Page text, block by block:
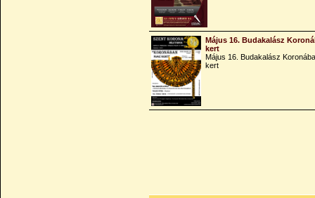
Május 16. Budakalász
kert
Május 16. Budakalász
kert